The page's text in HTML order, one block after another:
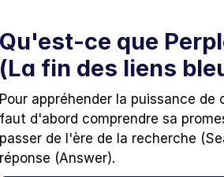
Qu'est-ce que
(La fin des liens
Pour appréhender la puissance de
faut d'abord comprendre sa
passer de l'ère de la recherche
réponse (Answer).